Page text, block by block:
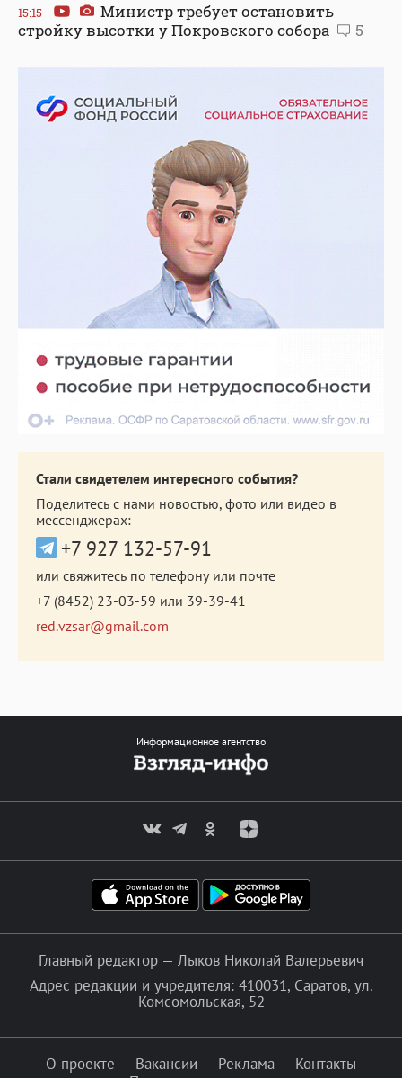
15:15
Министр требует остановить
стройку высотки у Покровского собора
5
Стали свидетелем интересного события?
Поделитесь с нами новостью, фото или видео в
мессенджерах:
+7 927 132-57-91
или свяжитесь по телефону или почте
+7 (8452) 23-03-59 или 39-39-41
red.vzsar@gmail.com
Информационное агентство
Главный редактор — Лыков Николай Валерьевич
Адрес редакции и учредителя: 410031, Саратов, ул.
Комсомольская, 52
О проекте Вакансии Реклама
Контакты